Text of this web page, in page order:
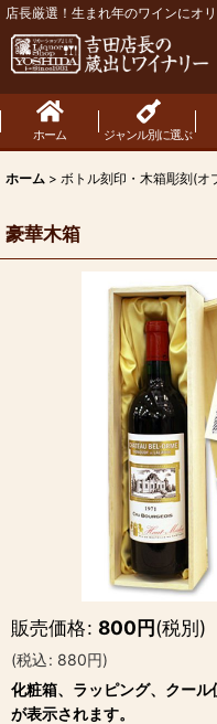
店長厳選！生まれ年のワインにオ
ホーム ジャンル別に選ぶ
ホーム > ボトル刻印・木箱彫刻(オ
豪華木箱
販売価格: 800円(税別)
(税込: 880円)
化粧箱、ラッピング、クー
が表示されます。